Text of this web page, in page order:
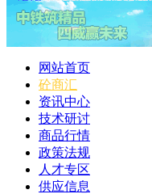
网站首页
砼商汇
资讯中心
技术研讨
商品行情
政策法规
人才专区
供应信息